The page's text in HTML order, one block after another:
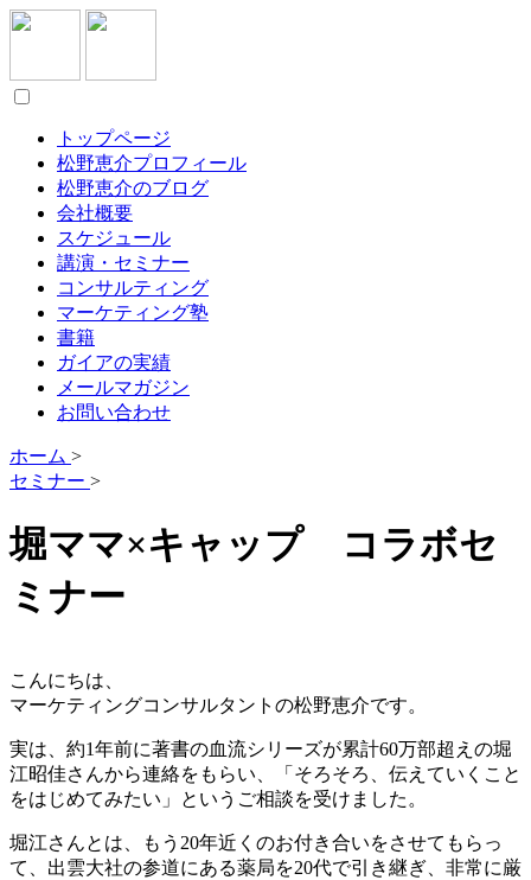
トップページ
松野恵介プロフィール
松野恵介のブログ
会社概要
スケジュール
講演・セミナー
コンサルティング
マーケティング塾
書籍
ガイアの実績
メールマガジン
お問い合わせ
ホーム >
セミナー >
堀ママ×キャップ コラボセ
ミナー
こんにちは、
マーケティングコンサルタントの松野恵介です。
実は、約1年前に著書の血流シリーズが累計60万部超えの堀
江昭佳さんから連絡をもらい、「そろそろ、伝えていくこと
をはじめてみたい」というご相談を受けました。
堀江さんとは、もう20年近くのお付き合いをさせてもらっ
て、出雲大社の参道にある薬局を20代で引き継ぎ、非常に厳